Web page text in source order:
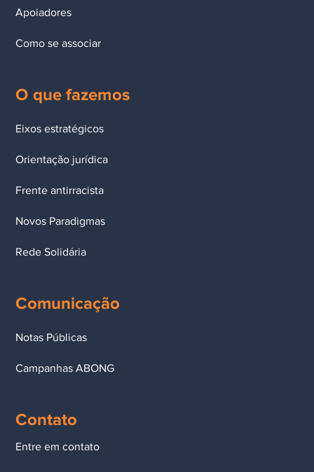
Apoiadores
Como se associar
O que fazemos
Eixos estratégicos
Orientação jurídica
Frente antirracista
Novos Paradigmas
Rede Solidária
Comunicação
Notas Públicas
Campanhas ABONG
Contato
Entre em contato